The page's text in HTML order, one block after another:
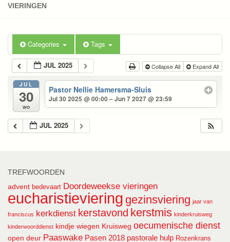
VIERINGEN
Categories Tags
JUL 2025 Collapse All Expand All
JUL
30
wo
Pastor Nellie Hamersma-Sluis
Jul 30 2025 @ 00:00 – Jun 7 2027 @ 23:59
JUL 2025
TREFWOORDEN
advent bedevaart Doordeweekse vieringen
eucharistieviering gezinsviering jaar van
franciscus kerkdienst kerstavond kerstmis kinderkruisweg
kinderwoorddienst kindje wiegen Kruisweg oecumenische dienst
open deur Paaswake Pasen 2018 pastorale hulp Rozenkrans